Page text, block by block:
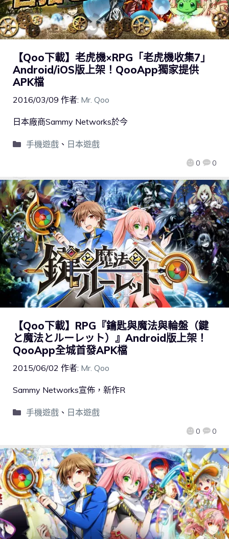
【Qoo下載】老虎機×RPG「老虎機收集7」
Android/iOS版上架！QooApp獨家提供
APK檔
2016/03/09 作者: Mr. Qoo
0 0
日本廠商Sammy Networks於今
手機遊戲、 日本遊戲
【Qoo下載】RPG『鑰匙與魔法與輪盤（鍵
と魔法とルーレット）』Android版上架！
QooApp全城首發APK檔
2015/06/02 作者: Mr. Qoo
0 0
Sammy Networks宣佈，新作R
手機遊戲、 日本遊戲